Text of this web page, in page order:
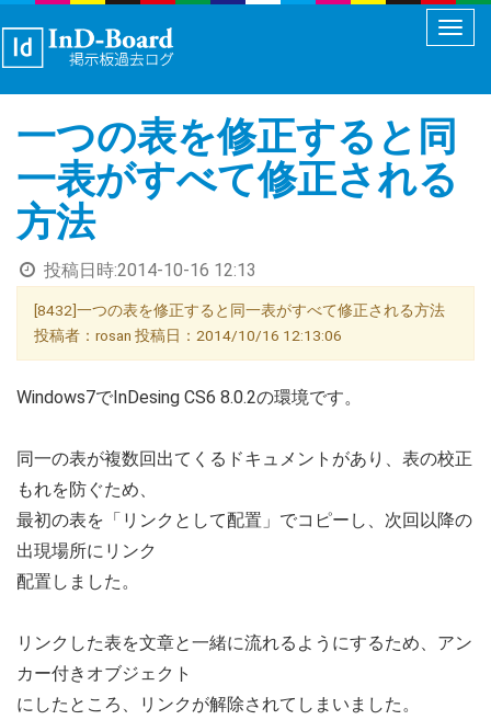
メ
ュ
ー
切
り
一つの表を修正すると同
一表がすべて修正される
方法
投稿日時:2014-10-16 12:13
[8432]一つの表を修正すると同一表がすべて修正される方法
投稿者：rosan 投稿日：2014/10/16 12:13:06
Windows7でInDesing CS6 8.0.2の環境です。
同一の表が複数回出てくるドキュメントがあり、表の校正
もれを防ぐため、
最初の表を「リンクとして配置」でコピーし、次回以降の
出現場所にリンク
配置しました。
リンクした表を文章と一緒に流れるようにするため、アン
カー付きオブジェクト
にしたところ、リンクが解除されてしまいました。